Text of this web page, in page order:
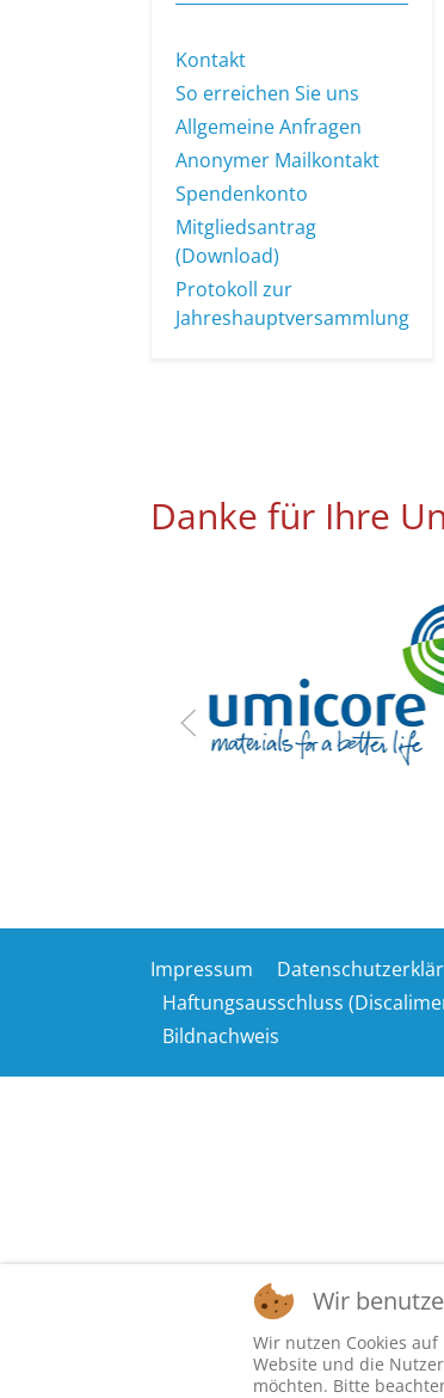
Kontakt
So erreichen Sie uns
Allgemeine Anfragen
Anonymer Mailkontakt
Spendenkonto
Mitgliedsantrag
(Download)
Protokoll zur
Jahreshauptversammlung
Danke für Ihre
Impressum
Haftungsausschluss
Bildnachweis
Wir
Wir nutzen Cookies
Website und die
möchten. Bitte